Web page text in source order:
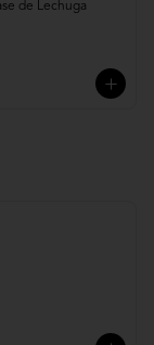
de Lechuga